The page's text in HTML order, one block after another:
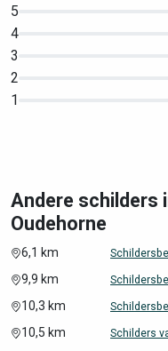
5
4
3
2
1
Andere schilders
Oudehorne
6,1 km
9,9 km
10,3 km
10,5 km Schilders